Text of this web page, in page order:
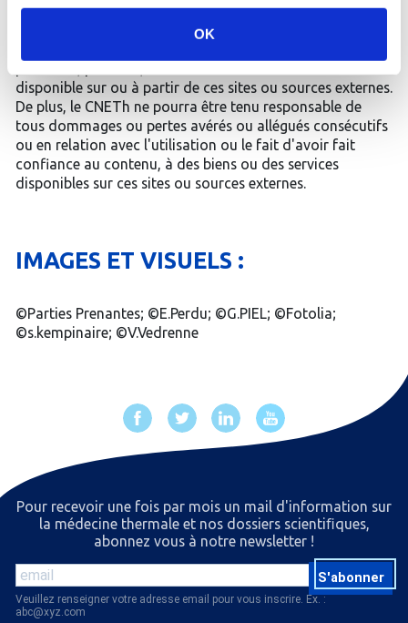
OK
ne peut être tenu pour responsable de la mise à
disposition de ces sites et sources externes, et ne peut
disponible sur ou à partir de ces sites ou sources externes.
De plus, le CNETh ne pourra être tenu responsable de
tous dommages ou pertes avérés ou allégués consécutifs
ou en relation avec l'utilisation ou le fait d'avoir fait
confiance au contenu, à des biens ou des services
disponibles sur ces sites ou sources externes.
IMAGES ET VISUELS :
©Parties Prenantes; ©E.Perdu; ©G.PIEL; ©Fotolia;
©s.kempinaire; ©V.Vedrenne
Pour recevoir une fois par mois un mail d'information sur
la médecine thermale et nos dossiers scientiﬁques,
abonnez vous à notre newsletter !
S'abonner
Veuillez renseigner votre adresse email pour vous inscrire. Ex. :
abc@xyz.com